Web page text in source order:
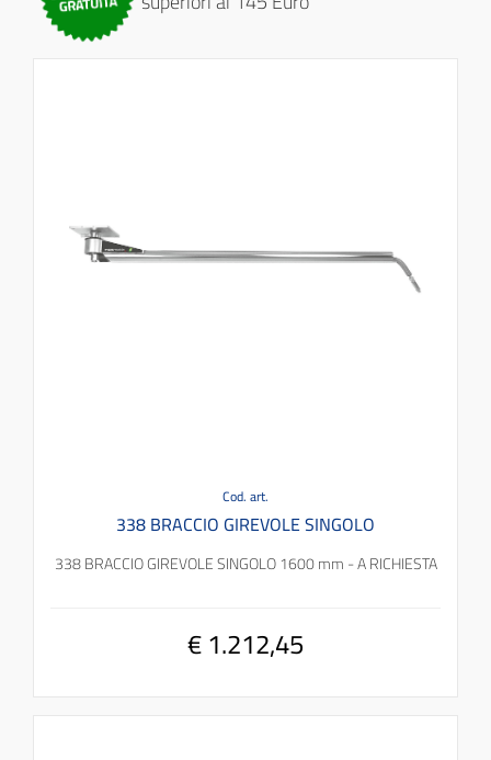
Cod. art.
338 BRACCIO GIREVOLE SINGOLO
338 BRACCIO GIREVOLE SINGOLO 1600 mm - A RICHIESTA
€ 1.212,45